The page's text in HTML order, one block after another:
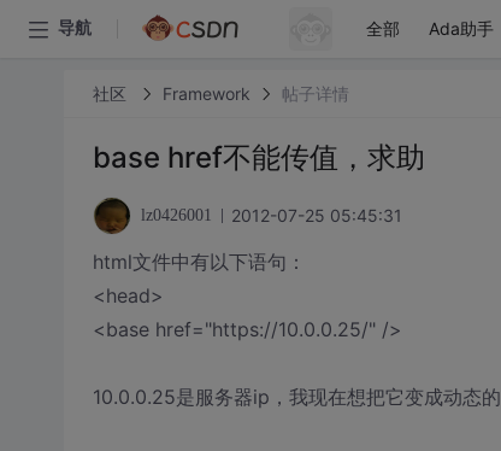
导航 全部 Ada助手
社区 Framework 帖子详情
base href不能传值，求助
lz0426001 2012-07-25 05:45:31
html文件中有以下语句：
<head>
<base href="https://10.0.0.25/" />
10.0.0.25是服务器ip，我现在想把它变成动态的